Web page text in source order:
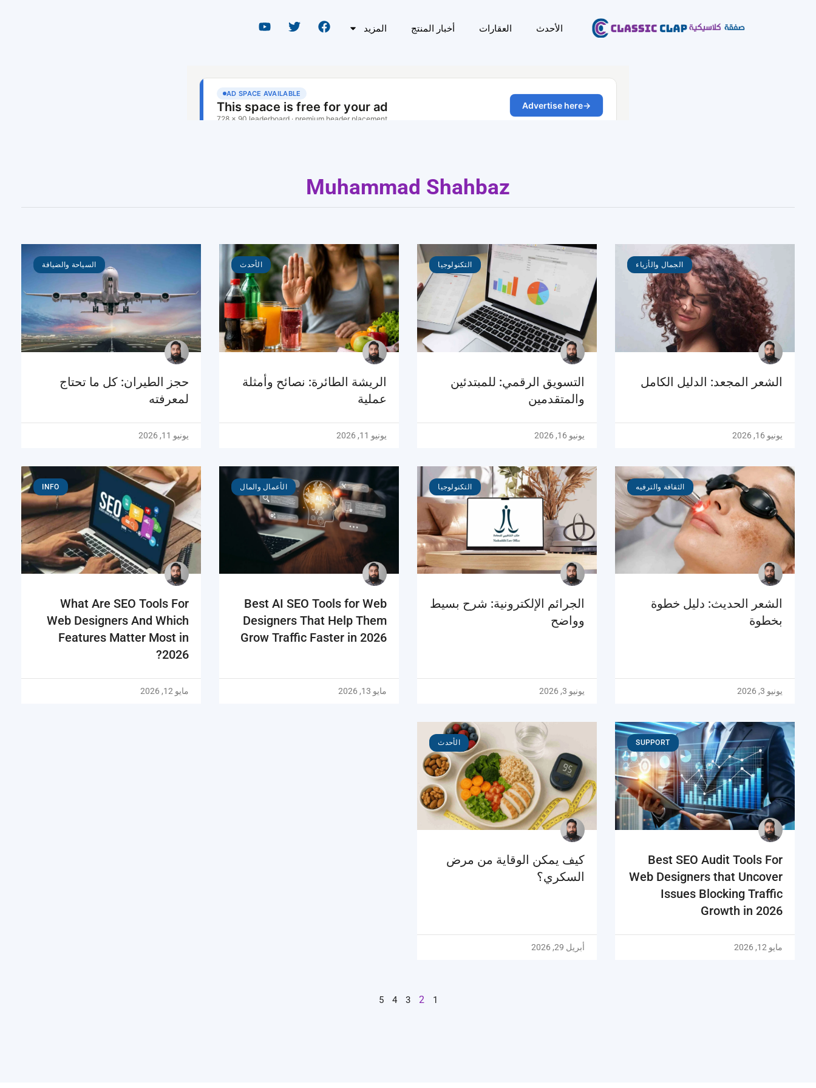
الأحدث العقارات أخبار المنتج المزيد
Muhammad Shahbaz
الجمال والأزياء
الشعر المجعد: الدليل الكامل
يونيو 16, 2026
التكنولوجيا
التسويق الرقمي: للمبتدئين
والمتقدمين
يونيو 16, 2026
الأحدث
الريشة الطائرة: نصائح وأمثلة
عملية
يونيو 11, 2026
السياحة والضيافة
حجز الطيران: كل ما تحتاج
لمعرفته
يونيو 11, 2026
الثقافة والترفيه
الشعر الحديث: دليل خطوة
بخطوة
يونيو 3, 2026
التكنولوجيا
الجرائم الإلكترونية: شرح بسيط
وواضح
يونيو 3, 2026
الأعمال والمال
Best AI SEO Tools for Web
Designers That Help Them
Grow Traffic Faster in 2026
مايو 13, 2026
INFO
What Are SEO Tools For
Web Designers And Which
Features Matter Most in
2026?
مايو 12, 2026
SUPPORT
Best SEO Audit Tools For
Web Designers that Uncover
Issues Blocking Traffic
Growth in 2026
مايو 12, 2026
الأحدث
كيف يمكن الوقاية من مرض
السكري؟
أبريل 29, 2026
1
2
3
4
5